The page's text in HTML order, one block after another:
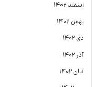
اسفند ۱۴۰۲
بهمن ۱۴۰۲
دی ۱۴۰۲
آذر ۱۴۰۲
آبان ۱۴۰۲